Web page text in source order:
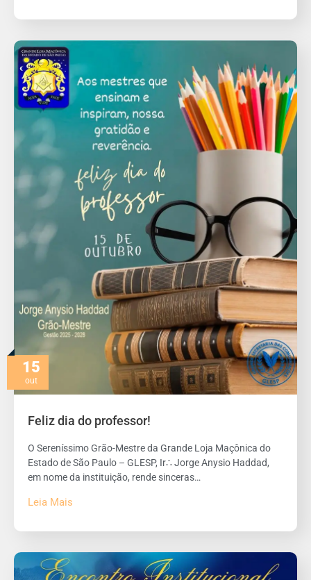
15
out
Feliz dia do professor!
O Sereníssimo Grão-Mestre da Grande Loja Maçônica do
Estado de São Paulo – GLESP, Ir∴ Jorge Anysio Haddad,
em nome da instituição, rende sinceras…
Leia Mais